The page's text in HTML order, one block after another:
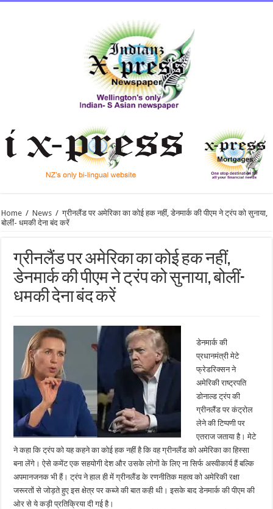
Home / News / ग्रीनलैंड पर अमेरिका का कोई हक नहीं, डेनमार्क की पीएम ने ट्रंप को सुनाया,
बोलीं- धमकी देना बंद करें
ग्रीनलैंड पर अमेरिका का कोई हक नहीं,
डेनमार्क की पीएम ने ट्रंप को सुनाया, बोलीं-
धमकी देना बंद करें
डेनमार्क की
प्रधानमंत्री मेटे
फ्रेडरिक्सन ने
अमेरिकी राष्ट्रपति
डोनाल्ड ट्रंप की
ग्रीनलैंड पर कंट्रोल
लेने की टिप्पणी पर
एतराज जताया है। मेटे
ने कहा कि ट्रंप को यह कहने का कोई हक नहीं है कि वह ग्रीनलैंड को अमेरिका का हिस्सा
बना लेंगे। ऐसे कमेंट एक सहयोगी देश और उसके लोगों के लिए ना सिर्फ अस्वीकार्य हैं बल्कि
अपमानजनक भी हैं। ट्रंप ने हाल ही में ग्रीनलैंड के रणनीतिक महत्व को अमेरिकी रक्षा
जरूरतों से जोड़ते हुए इस क्षेत्र पर कब्जे की बात कही थी। इसके बाद डेनमार्क की पीएम की
ओर से ये कड़ी प्रतिक्रिया दी गई है।